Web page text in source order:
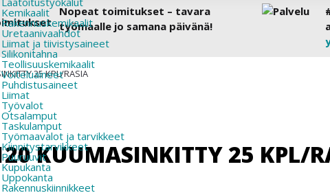
Kemikaalit
Rakennuskemikaalit
Uretaanivaahdot
Liimat ja tiivistysaineet
Silikonitahna
Teollisuuskemikaalit
Voiteluaineet
Puhdistusaineet
Liimat
Työvalot
Otsalamput
Taskulamput
Työmaavalot ja tarvikkeet
Kiinnitys­tarvikkeet
Puuruuvit
Kupukanta
Uppokanta
Rakennuskiinnikkeet
Nopeat toimitukset – tavara
työmaalle jo samana päivänä!
25 KPL/RASIA
KUUMASINKITTY 25 KPL/